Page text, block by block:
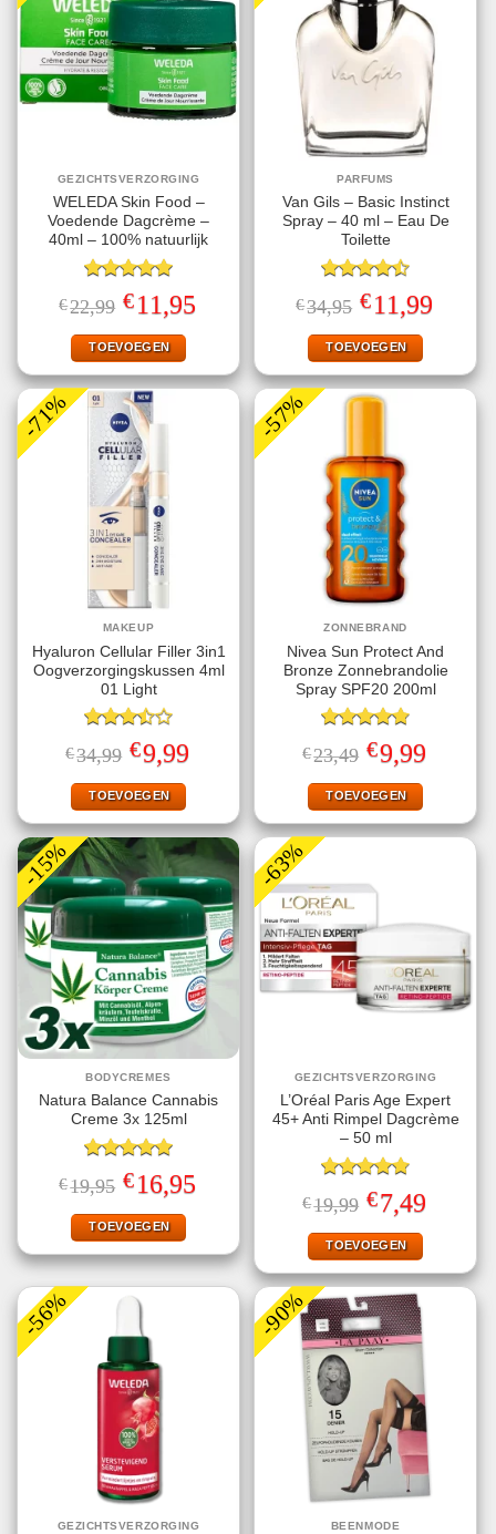
GEZICHTSVERZORGING
WELEDA Skin Food –
Voedende Dagcrème –
40ml – 100% natuurlijk
Gewaardeerd
5.00uit 5
€22,99 Oorspronkelijke
prijs
was:
€22,99.
€11,95prijs
TOEVOEGEN
PARFUMS
Van Gils – Basic Instinct
Spray – 40 ml – Eau De
Toilette
Gewaardeerd
4.50uit 5
€34,95 Oorspronkelijke
prijs
was:
€34,95.
€11,99Huidige
prijs
TOEVOEGEN
-71%
MAKEUP
Hyaluron Cellular Filler 3in1
Oogverzorgingskussen 4ml
01 Light
Gewaardeerd
3.50uit
€34,99 Oorspronkelijke
prijs
was:
€34,99.
€9,99Huidige
prijs
TOEVOEGEN
-57%
ZONNEBRAND
Nivea Sun Protect And
Bronze Zonnebrandolie
Spray SPF20 200ml
Gewaardeerd
4.78uit 5
€23,49 Oorspronkelijke
prijs
was:
€23,49.
€9,99Huidige
prijs
TOEVOEGEN
-15%
BODYCREMES
Natura Balance Cannabis
Creme 3x 125ml
Gewaardeerd
5.00uit 5
€19,95 Oorspronkelijke
prijs
was:
€19,95.
€16,95prijs
TOEVOEGEN
-63%
GEZICHTSVERZORGING
L’Oréal Paris Age Expert
45+ Anti Rimpel Dagcrème
– 50 ml
Gewaardeerd
4.80uit 5
€19,99 Oorspronkelijke
prijs
was:
€19,99.
€7,49Huidige
prijs
TOEVOEGEN
-56%
GEZICHTSVERZORGING
-90%
BEENMODE